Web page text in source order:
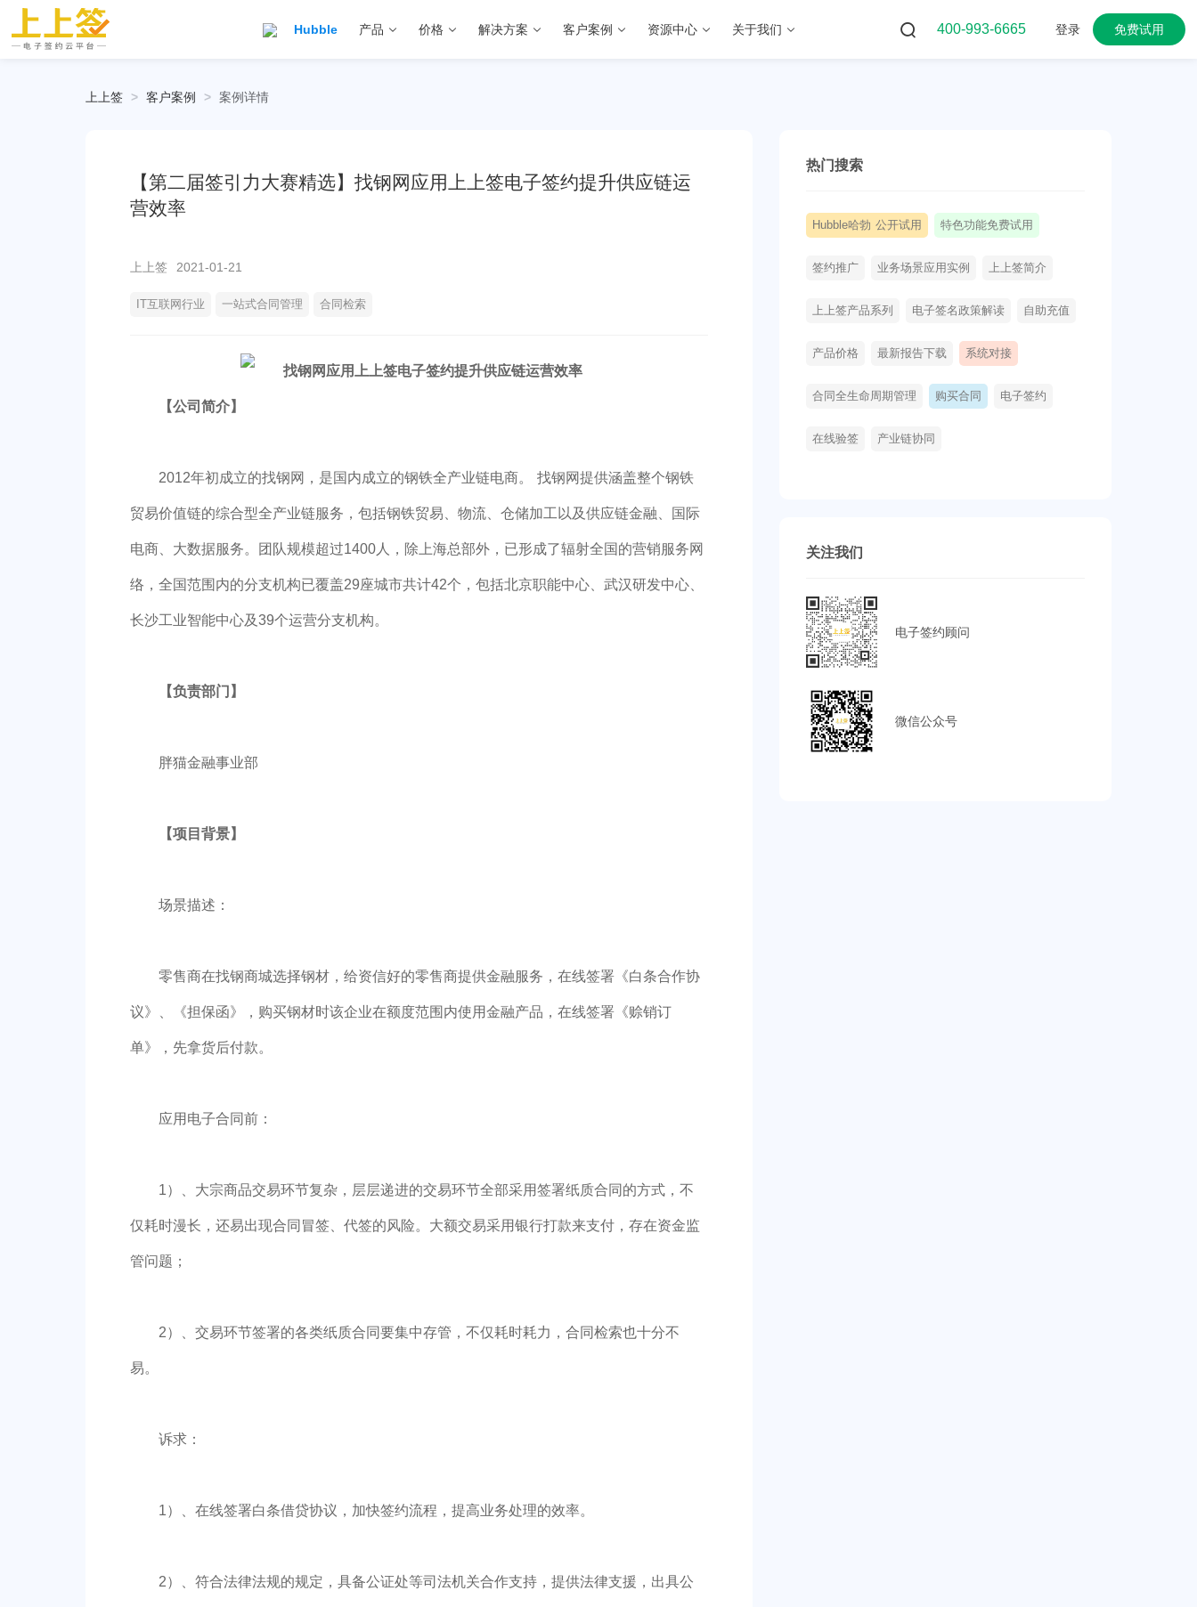
Hubble 产品 价格 解决方案 客户案例 资源中心 关于我们 400-993-6665 登录 免费试用
上上签 > 客户案例 > 案例详情
【第二届签引力大赛精选】找钢网应用上上签电子签约提升供应链运
营效率
上上签 2021-01-21
IT互联网行业 一站式合同管理 合同检索
【公司简介】
2012年初成立的找钢网，是国内成立的钢铁全产业链电商。 找钢网提供涵盖整个钢铁
贸易价值链的综合型全产业链服务，包括钢铁贸易、物流、仓储加工以及供应链金融、国际
电商、大数据服务。团队规模超过1400人，除上海总部外，已形成了辐射全国的营销服务网
络，全国范围内的分支机构已覆盖29座城市共计42个，包括北京职能中心、武汉研发中心、
长沙工业智能中心及39个运营分支机构。
【负责部门】
胖猫金融事业部
【项目背景】
场景描述：
零售商在找钢商城选择钢材，给资信好的零售商提供金融服务，在线签署《白条合作协
议》、《担保函》，购买钢材时该企业在额度范围内使用金融产品，在线签署《赊销订
单》，先拿货后付款。
应用电子合同前：
1）、大宗商品交易环节复杂，层层递进的交易环节全部采用签署纸质合同的方式，不
仅耗时漫长，还易出现合同冒签、代签的风险。大额交易采用银行打款来支付，存在资金监
管问题；
2）、交易环节签署的各类纸质合同要集中存管，不仅耗时耗力，合同检索也十分不
易。
诉求：
1）、在线签署白条借贷协议，加快签约流程，提高业务处理的效率。
2）、符合法律法规的规定，具备公证处等司法机关合作支持，提供法律支援，出具公
热门搜索
Hubble哈勃 公开试用 特色功能免费试用
签约推广 业务场景应用实例 上上签简介
上上签产品系列 电子签名政策解读 自助充值
产品价格 最新报告下载 系统对接
合同全生命周期管理 购买合同 电子签约
在线验签 产业链协同
关注我们
电子签约顾问
微信公众号